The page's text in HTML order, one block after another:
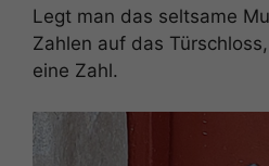
Legt man das seltsame
Zahlen auf das
eine Zahl.